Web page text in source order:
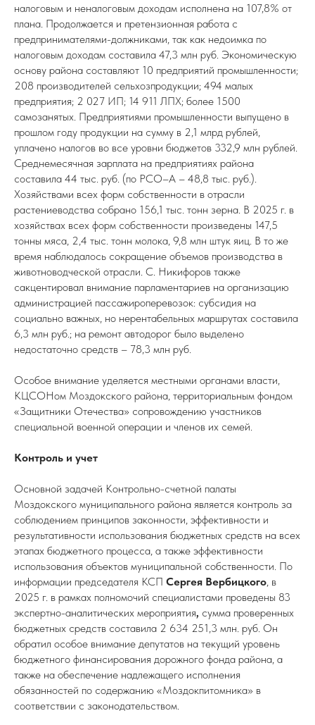
налоговым и неналоговым доходам исполнена на 107,8% от
плана. Продолжается и претензионная работа с
предпринимателями-должниками, так как недоимка по
налоговым доходам составила 47,3 млн руб. Экономическую
основу района составляют 10 предприятий промышленности;
208 производителей сельхозпродукции; 494 малых
предприятия; 2 027 ИП; 14 911 ЛПХ; более 1500
самозанятых. Предприятиями промышленности выпущено в
прошлом году продукции на сумму в 2,1 млрд рублей,
уплачено налогов во все уровни бюджетов 332,9 млн рублей.
Среднемесячная зарплата на предприятиях района
составила 44 тыс. руб. (по РСО–А – 48,8 тыс. руб.).
Хозяйствами всех форм собственности в отрасли
растениеводства собрано 156,1 тыс. тонн зерна. В 2025 г. в
хозяйствах всех форм собственности произведены 147,5
тонны мяса, 2,4 тыс. тонн молока, 9,8 млн штук яиц. В то же
время наблюдалось сокращение объемов производства в
животноводческой отрасли. С. Никифоров также
сакцентировал внимание парламентариев на организацию
администрацией пассажироперевозок: субсидия на
социально важных, но нерентабельных маршрутах составила
6,3 млн руб.; на ремонт автодорог было выделено
недостаточно средств – 78,3 млн руб.
Особое внимание уделяется местными органами власти,
КЦСОНом Моздокского района, территориальным фондом
«Защитники Отечества» сопровождению участников
специальной военной операции и членов их семей.
Контроль и учет
Основной задачей Контрольно-счетной палаты
Моздокского муниципального района является контроль за
соблюдением принципов законности, эффективности и
результативности использования бюджетных средств на всех
этапах бюджетного процесса, а также эффективности
использования объектов муниципальной собственности. По
информации председателя КСП Сергея Вербицкого, в
2025 г. в рамках полномочий специалистами проведены 83
экспертно-аналитических мероприятия, сумма проверенных
бюджетных средств составила 2 634 251,3 млн. руб. Он
обратил особое внимание депутатов на текущий уровень
бюджетного финансирования дорожного фонда района, а
также на обеспечение надлежащего исполнения
обязанностей по содержанию «Моздокпитомника» в
соответствии с законодательством.